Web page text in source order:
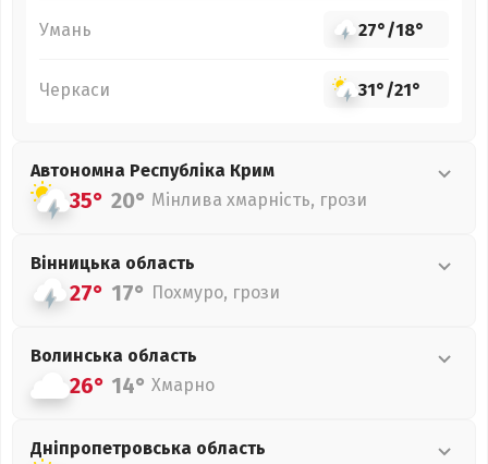
Умань 27°/18°
Черкаси 31°/21°
Автономна Республіка Крим
35° 20° Мінлива хмарність, грози
Вінницька область
27° 17° Похмуро, грози
Волинська область
26° 14° Хмарно
Дніпропетровська область